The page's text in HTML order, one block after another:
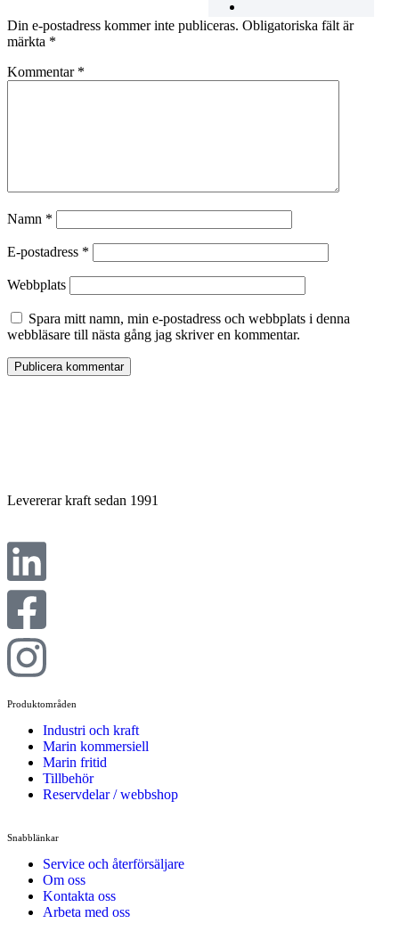
Din e-postadress kommer inte publiceras. Obligatoriska fält är
märkta *
Kommentar *
Namn *
E-postadress *
Webbplats
Spara mitt namn, min e-postadress och webbplats i denna
webbläsare till nästa gång jag skriver en kommentar.
Levererar kraft sedan 1991
Produktområden
Industri och kraft
Marin kommersiell
Marin fritid
Tillbehör
Reservdelar / webbshop
Snabblänkar
Service och återförsäljare
Om oss
Kontakta oss
Arbeta med oss